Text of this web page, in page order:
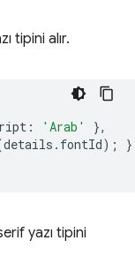
tipini alır.
: 'Arab'
},
details . fontId);
}
yazı tipini